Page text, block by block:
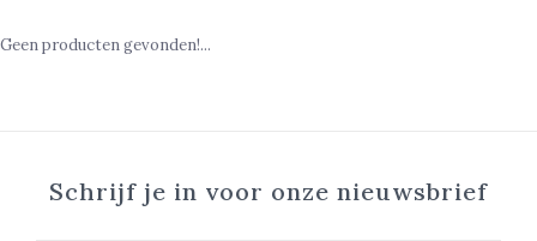
Geen producten gevonden!...
Schrijf je in voor onze nieuwsbrief